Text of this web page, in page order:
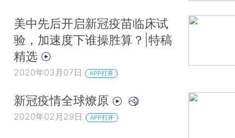
美中先后开启新冠疫苗临床试
验，加速度下谁操胜算？|特稿
精选
2020年03月07日 APP打开
新冠疫情全球燎原
2020年02月29日 APP打开